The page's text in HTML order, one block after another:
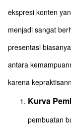
ekspresi konten
menjadi sangat
presentasi
antara
karena
Kurva
pembuatan